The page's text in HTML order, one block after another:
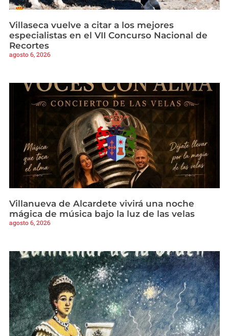
Villaseca vuelve a citar a los mejores
especialistas en el VII Concurso Nacional de
Recortes
agosto 6, 2026
Villanueva de Alcardete vivirá una noche
mágica de música bajo la luz de las velas
agosto 6, 2026